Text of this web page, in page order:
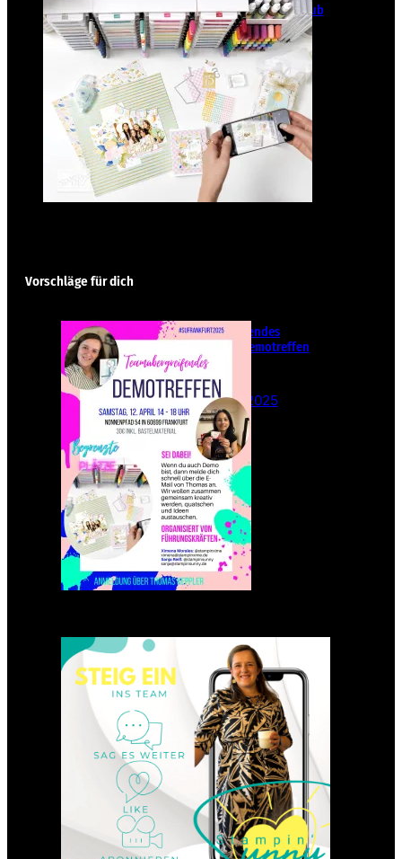
GANZ NEU: Scrapbooking Club
2025
21. Januar 2025
Vorschläge für dich
Teamübergreifendes
Stampin‘ Up! Demotreffen
– Sei dabei!
26. Februar 2025
Einsteigen 2025 im Team
Stampin‘ Sunny
23. Januar 2025